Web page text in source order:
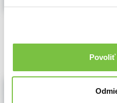
Povoliť
🍌
9,40€
Friedrich